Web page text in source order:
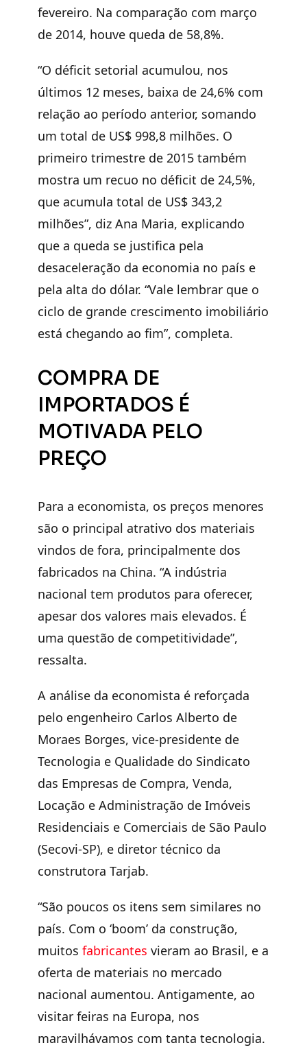
fevereiro. Na comparação com março
de 2014, houve queda de 58,8%.
“O déficit setorial acumulou, nos
últimos 12 meses, baixa de 24,6% com
relação ao período anterior, somando
um total de US$ 998,8 milhões. O
primeiro trimestre de 2015 também
mostra um recuo no déficit de 24,5%,
que acumula total de US$ 343,2
milhões”, diz Ana Maria, explicando
que a queda se justifica pela
desaceleração da economia no país e
pela alta do dólar. “Vale lembrar que o
ciclo de grande crescimento imobiliário
está chegando ao fim”, completa.
COMPRA DE
IMPORTADOS É
MOTIVADA PELO
PREÇO
Para a economista, os preços menores
são o principal atrativo dos materiais
vindos de fora, principalmente dos
fabricados na China. “A indústria
nacional tem produtos para oferecer,
apesar dos valores mais elevados. É
uma questão de competitividade”,
ressalta.
A análise da economista é reforçada
pelo engenheiro Carlos Alberto de
Moraes Borges, vice-presidente de
Tecnologia e Qualidade do Sindicato
das Empresas de Compra, Venda,
Locação e Administração de Imóveis
Residenciais e Comerciais de São Paulo
(Secovi-SP), e diretor técnico da
construtora Tarjab.
“São poucos os itens sem similares no
país. Com o ‘boom’ da construção,
muitos fabricantes vieram ao Brasil, e a
oferta de materiais no mercado
nacional aumentou. Antigamente, ao
visitar feiras na Europa, nos
maravilhávamos com tanta tecnologia.